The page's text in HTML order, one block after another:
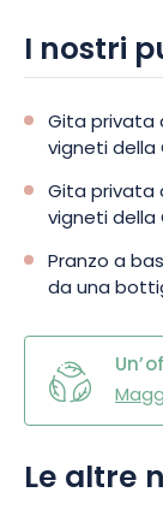
I nostri
Gita privata
vigneti della
Gita privata
vigneti della
Pranzo a
da una
Le altre